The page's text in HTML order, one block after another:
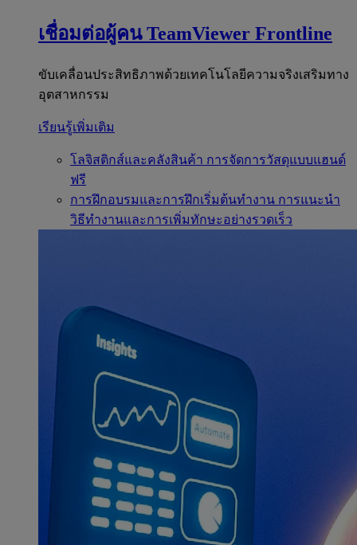
เชื่อมต่อผู้คน TeamViewer Frontline
ขับเคลื่อนประสิทธิภาพด้วยเทคโนโลยีความจริงเสริมทาง
อุตสาหกรรม
เรียนรู้เพิ่มเติม
โลจิสติกส์และคลังสินค้า การจัดการวัสดุแบบแฮนด์
ฟรี
การฝึกอบรมและการฝึกเริ่มต้นทำงาน การแนะนำ
วิธีทำงานและการเพิ่มทักษะอย่างรวดเร็ว